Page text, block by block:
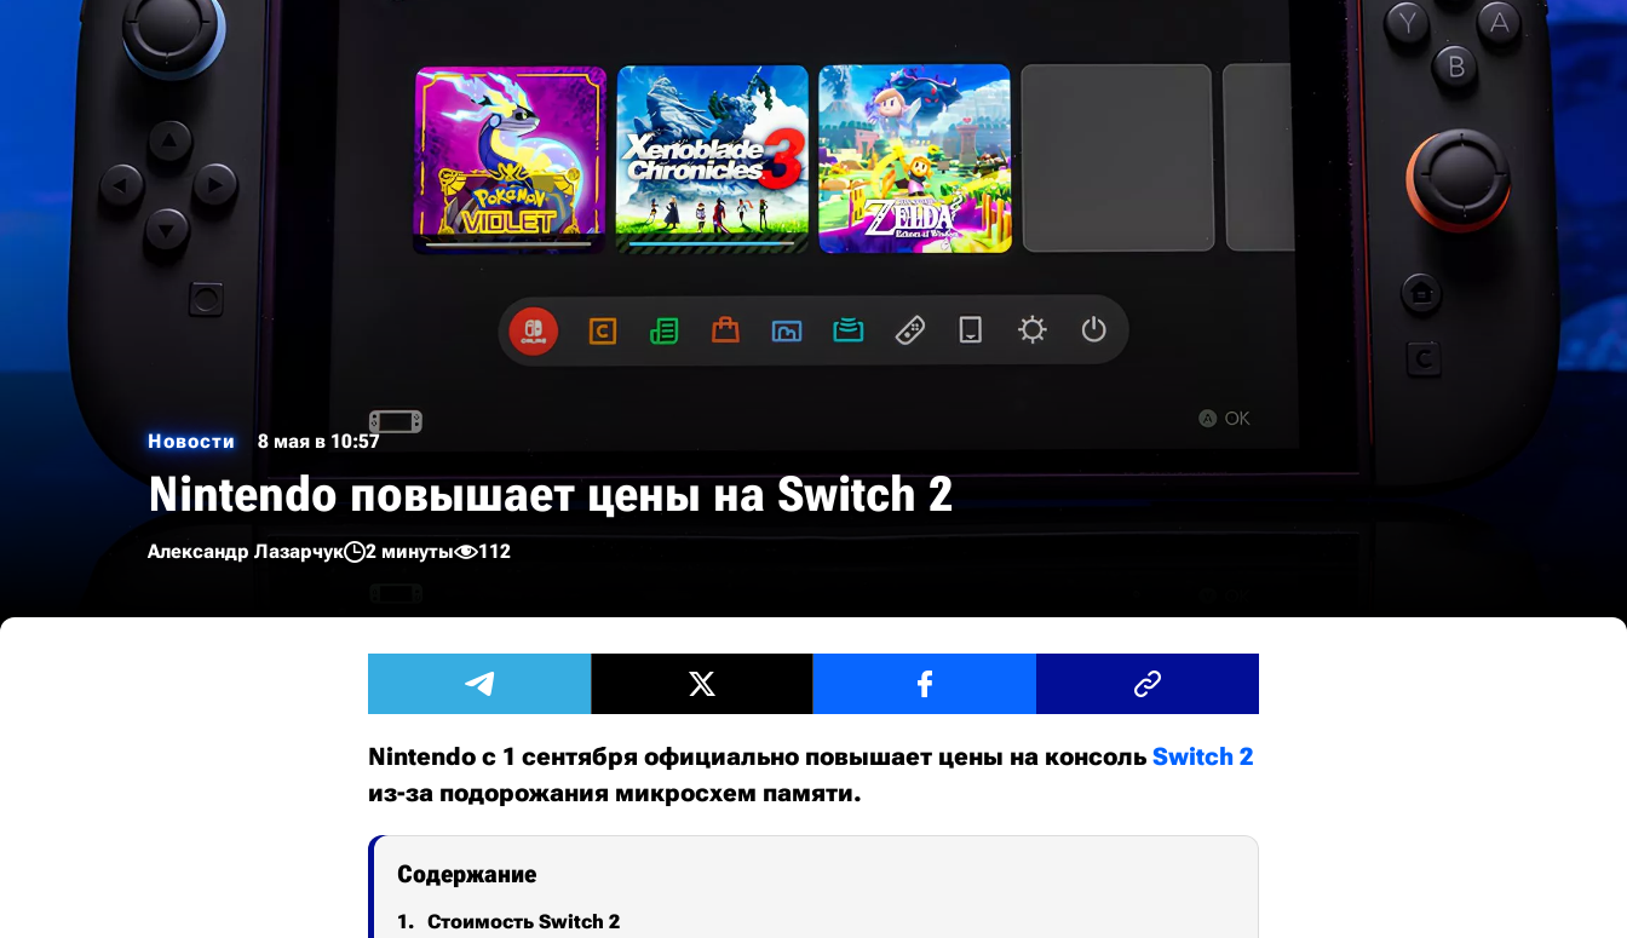
Новости 8 мая в 10:57
Nintendo повышает цены на Switch 2
Александр Лазарчук 2 минуты 112
Nintendo с 1 сентября официально повышает цены на консоль Switch 2
из-за подорожания микросхем памяти.
Содержание
Стоимость Switch 2